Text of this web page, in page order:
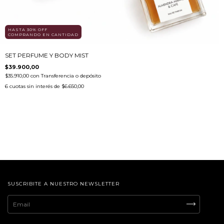
HASTA 30% OFF
COMPRANDO EN CANTIDAD
SET PERFUME Y BODY MIST
$39.900,00
$35.910,00 con Transferencia o depósito
6 cuotas sin interés de $6.650,00
SUSCRIBITE A NUESTRO NEWSLETTER